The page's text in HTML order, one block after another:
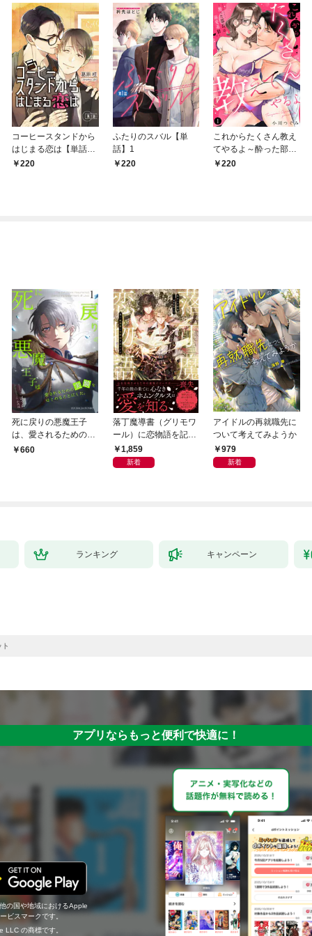
コーヒースタンドから
はじまる恋は【単話】
1 220
ふたりのスバル【単
話】1
220
これからたくさん教え
てやるよ～酔った部長
は溺愛系狼～【単話】
220
死に戻りの悪魔王子
は、愛されるための実
験をはじめることにし
660
落丁魔導書（グリモワ
ール）に恋物語を記す
には【イラスト付き】
【単行本書き下ろしSS
1,859
新着
アイドルの再就職先に
ついて考えてみようか
979
新着
ランキング キャンペーン
アプリならもっと便利で快適に！
の国や地域におけるApple
ビスマークです。
の商標です。